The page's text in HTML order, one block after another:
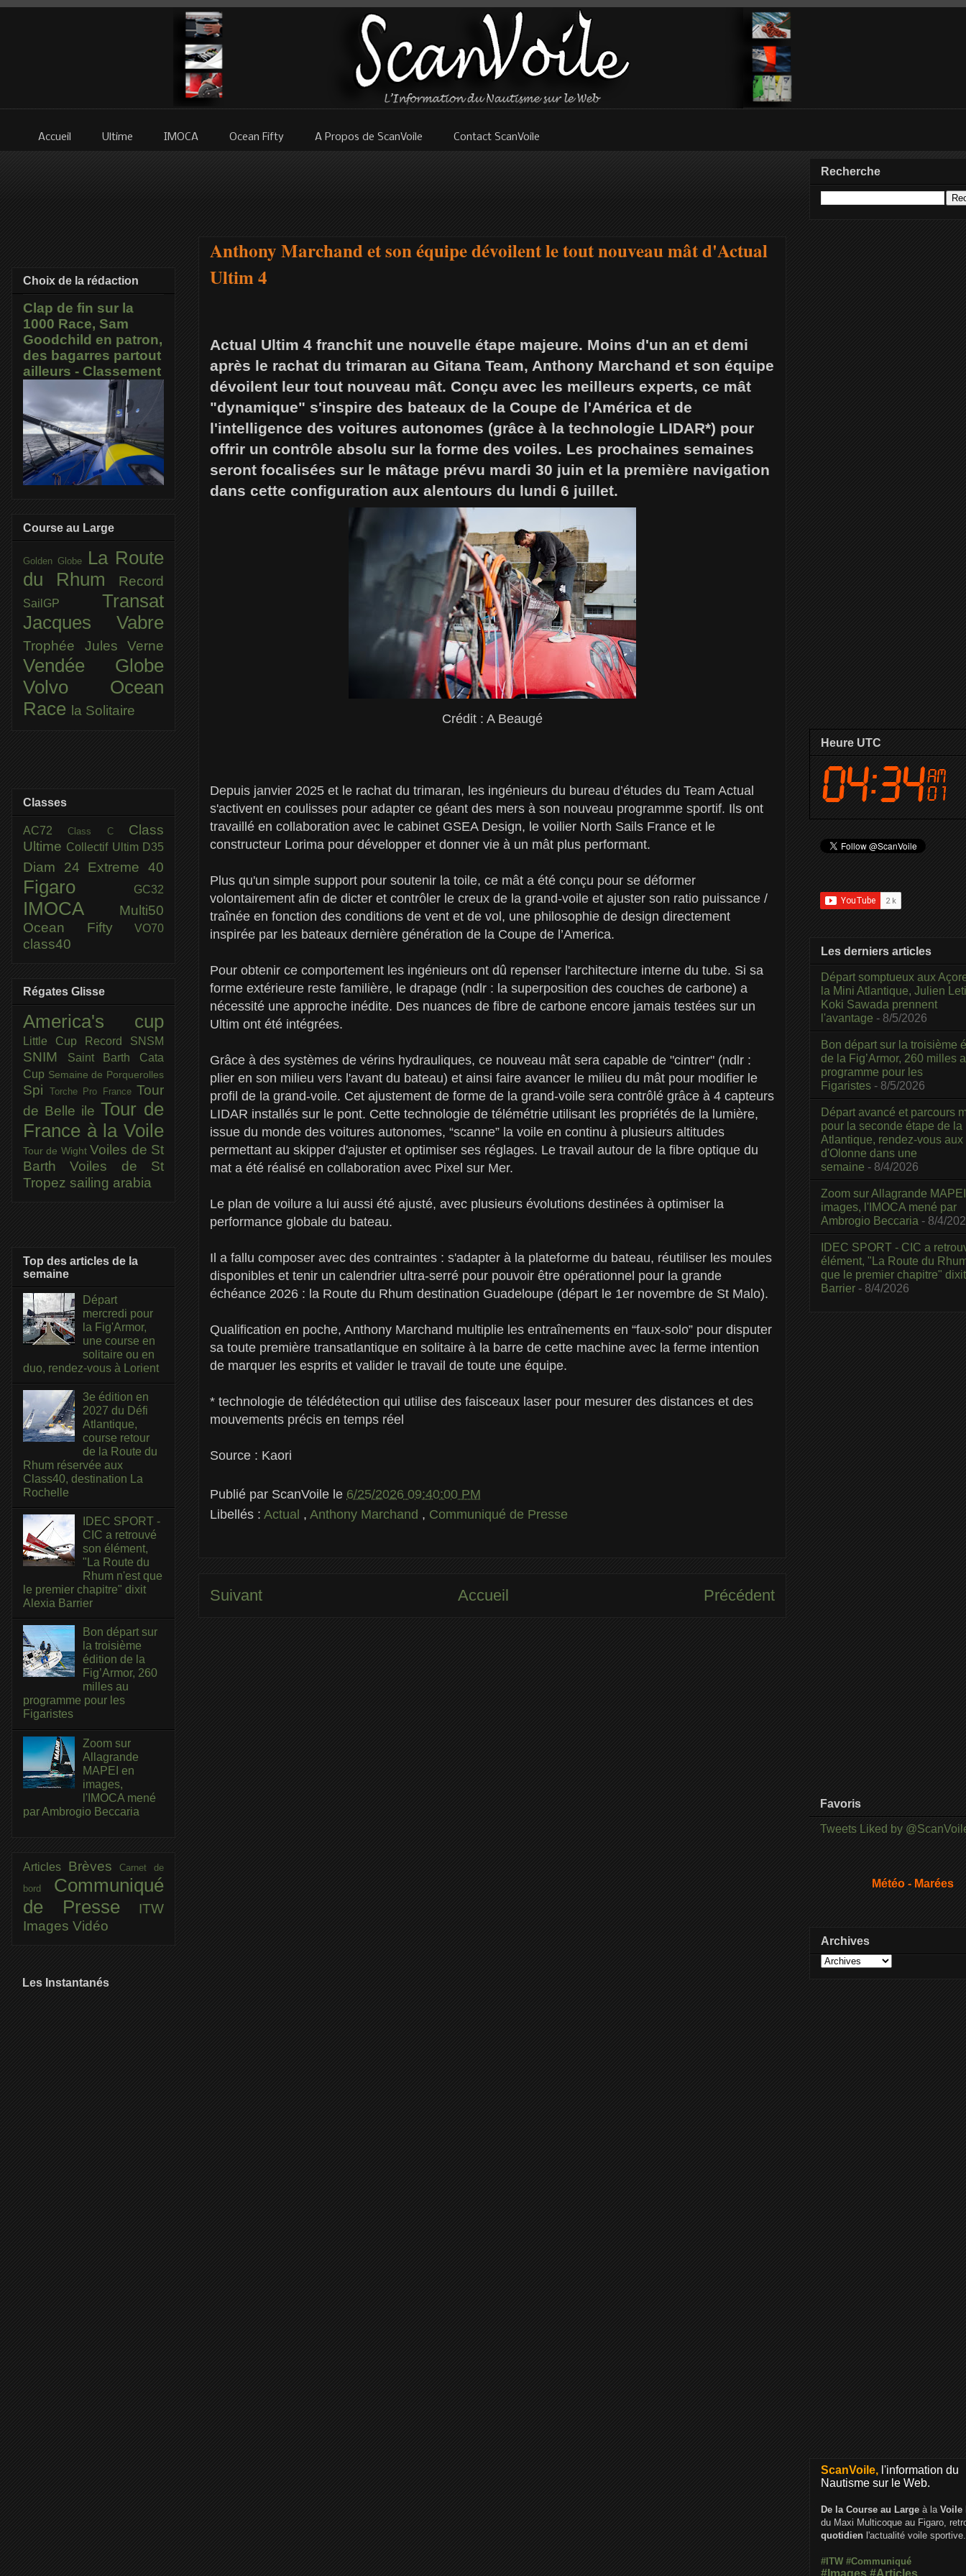
Accueil Ultime IMOCA Ocean Fifty A Propos de ScanVoile Contact ScanVoile
Anthony Marchand et son équipe dévoilent le tout nouveau mât d'Actual
Ultim 4
Actual Ultim 4 franchit une nouvelle étape majeure. Moins d'un an et demi
après le rachat du trimaran au Gitana Team, Anthony Marchand et son équipe
dévoilent leur tout nouveau mât. Conçu avec les meilleurs experts, ce mât
"dynamique" s'inspire des bateaux de la Coupe de l'América et de
l'intelligence des voitures autonomes (grâce à la technologie LIDAR*) pour
offrir un contrôle absolu sur la forme des voiles. Les prochaines semaines
seront focalisées sur le mâtage prévu mardi 30 juin et la première navigation
dans cette configuration aux alentours du lundi 6 juillet.
Crédit : A Beaugé
Depuis janvier 2025 et le rachat du trimaran, les ingénieurs du bureau d’études du Team Actual
s'activent en coulisses pour adapter ce géant des mers à son nouveau programme sportif. Ils ont
travaillé en collaboration avec le cabinet GSEA Design, le voilier North Sails France et le
constructeur Lorima pour développer et donner vie à un mât plus performant.
Plus qu'un simple support pour soutenir la toile, ce mât a été conçu pour se déformer
volontairement afin de dicter et contrôler le creux de la grand-voile et ajuster son ratio puissance /
traînée en fonction des conditions de vent et de vol, une philosophie de design directement
inspirée par les bateaux dernière génération de la Coupe de l’America.
Pour obtenir ce comportement les ingénieurs ont dû repenser l'architecture interne du tube. Si sa
forme extérieure reste familière, le drapage (ndlr : la superposition des couches de carbone) a
nécessité une approche inédite. Des nuances de fibre de carbone encore jamais testées sur un
Ultim ont été intégrées.
Grâce à des systèmes de vérins hydrauliques, ce nouveau mât sera capable de "cintrer" (ndlr :
plier en son milieu vers l'avant du bateau) et ainsi faire avancer le milieu du mât pour modifier le
profil de la grand-voile. Cet ajustement de forme de la grand-voile sera contrôlé grâce à 4 capteurs
LIDAR installés sur le pont. Cette technologie de télémétrie utilisant les propriétés de la lumière,
issue du monde des voitures autonomes, “scanne” la voile en continu à plusieurs altitudes
permettant au skipper d'ajuster et optimiser ses réglages. Le travail autour de la fibre optique du
mat a été réalisé en collaboration avec Pixel sur Mer.
Le plan de voilure a lui aussi été ajusté, avec plusieurs évolutions destinées à optimiser la
performance globale du bateau.
Il a fallu composer avec des contraintes : s'adapter à la plateforme du bateau, réutiliser les moules
disponibles et tenir un calendrier ultra-serré pour pouvoir être opérationnel pour la grande
échéance 2026 : la Route du Rhum destination Guadeloupe (départ le 1er novembre de St Malo).
Qualification en poche, Anthony Marchand multiplie les entraînements en “faux-solo” pour disputer
sa toute première transatlantique en solitaire à la barre de cette machine avec la ferme intention
de marquer les esprits et valider le travail de toute une équipe.
* technologie de télédétection qui utilise des faisceaux laser pour mesurer des distances et des
mouvements précis en temps réel
Source : Kaori
Publié par ScanVoile le 6/25/2026 09:40:00 PM
Libellés : Actual , Anthony Marchand , Communiqué de Presse
Suivant Précédent
Accueil
Choix de la rédaction
Clap de fin sur la
1000 Race, Sam
Goodchild en patron,
des bagarres partout
ailleurs - Classement
Course au Large
Golden Globe
La Route
du Rhum
Record
SailGP Transat
Jacques Vabre
Trophée Jules Verne
Vendée Globe
Volvo Ocean
Race la Solitaire
Classes
AC72Class C Class
Ultime Collectif Ultim D35
Diam 24 Extreme 40
Figaro GC32
IMOCA
Multi50
Ocean Fifty
VO70
class40
Régates Glisse
America's cup
Little Cup Record SNSM
SNIM
Saint Barth Cata
Cup Semaine de Porquerolles
Spi Torche Pro France Tour
de Belle ile Tour de
France à la Voile
Tour de Wight Voiles de St
BarthVoiles de St
Tropez sailing arabia
Top des articles de la
semaine
Départ
mercredi pour
la Fig'Armor,
une course en
solitaire ou en
duo, rendez-vous à Lorient
3e édition en
2027 du Défi
Atlantique,
course retour
de la Route du
Rhum réservée aux
Class40, destination La
Rochelle
IDEC SPORT -
CIC a retrouvé
son élément,
"La Route du
Rhum n'est que
le premier chapitre" dixit
Alexia Barrier
Bon départ sur
la troisième
édition de la
Fig’Armor, 260
milles au
programme pour les
Figaristes
Zoom sur
Allagrande
MAPEI en
images,
l'IMOCA mené
par Ambrogio Beccaria
Articles BrèvesCarnet de
bord Communiqué
de Presse
ITW
Images Vidéo
Les Instantanés
Recherche
Heure UTC
Les derniers articles
Départ somptueux aux
la Mini Atlantique, Julien
Koki Sawada prennent
l'avantage - 8/5/2026
Bon départ sur la troisième
de la Fig’Armor, 260 milles
programme pour les
Figaristes - 8/5/2026
Départ avancé et parcours
pour la seconde étape de la
Atlantique, rendez-vous
d'Olonne dans une
semaine - 8/4/2026
Zoom sur Allagrande
images, l'IMOCA mené par
Ambrogio Beccaria - 8/4/
IDEC SPORT - CIC a
élément, "La Route du
que le premier chapitre"
Barrier - 8/4/2026
Favoris
Tweets Liked by
Météo - Marées
Archives
ScanVoile, l'information du
Nautisme sur le Web.
De la Course au Large à la Voile
du Maxi Multicoque au Figaro,
quotidien l'actualité voile sportive.
#ITW #Communiqué
#Images #Articles